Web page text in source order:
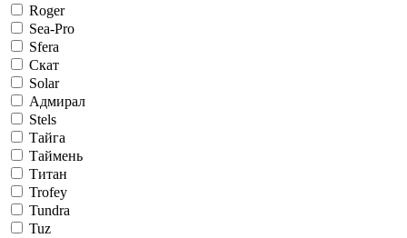
Roger
Sea-Pro
Sfera
Скат
Solar
Адмирал
Stels
Тайга
Таймень
Титан
Trofey
Tundra
Tuz